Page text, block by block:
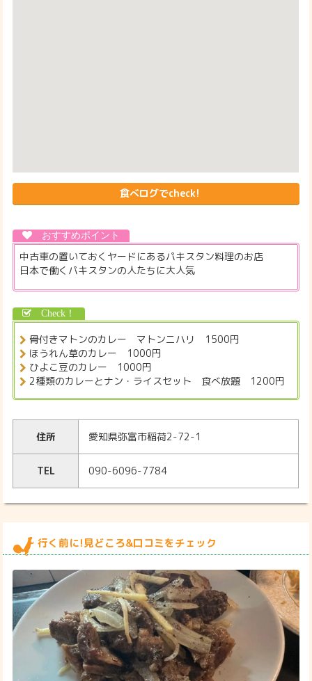
食べログでcheck!
中古車の置いておくヤードにあるパキスタン料理のお店
日本で働くパキスタンの人たちに大人気
骨付きマトンのカレー マトンニハリ 1500円
ほうれん草のカレー 1000円
ひよこ豆のカレー 1000円
2種類のカレーとナン・ライスセット 食べ放題 1200円
住所 愛知県弥富市稲荷2-72-1
TEL 090-6096-7784
行く前に!見どころ&口コミをチェック